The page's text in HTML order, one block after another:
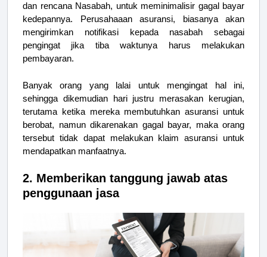
dan rencana Nasabah, untuk meminimalisir gagal bayar
kedepannya. Perusahaaan asuransi, biasanya akan
mengirimkan notifikasi kepada nasabah sebagai
pengingat jika tiba waktunya harus melakukan
pembayaran.
Banyak orang yang lalai untuk mengingat hal ini,
sehingga dikemudian hari justru merasakan kerugian,
terutama ketika mereka membutuhkan asuransi untuk
berobat, namun dikarenakan gagal bayar, maka orang
tersebut tidak dapat melakukan klaim asuransi untuk
mendapatkan manfaatnya.
2. Memberikan tanggung jawab atas
penggunaan jasa